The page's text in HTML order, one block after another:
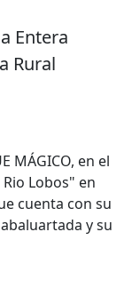
Entera
Rural
MÁGICO, en el
Lobos" en
cuenta con su
y su